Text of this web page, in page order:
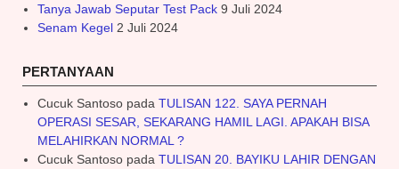
Tanya Jawab Seputar Test Pack 9 Juli 2024
Senam Kegel 2 Juli 2024
PERTANYAAN
Cucuk Santosopada TULISAN 122. SAYA PERNAH
OPERASI SESAR, SEKARANG HAMIL LAGI. APAKAH BISA
MELAHIRKAN NORMAL ?
Cucuk Santosopada TULISAN 20. BAYIKU LAHIR DENGAN